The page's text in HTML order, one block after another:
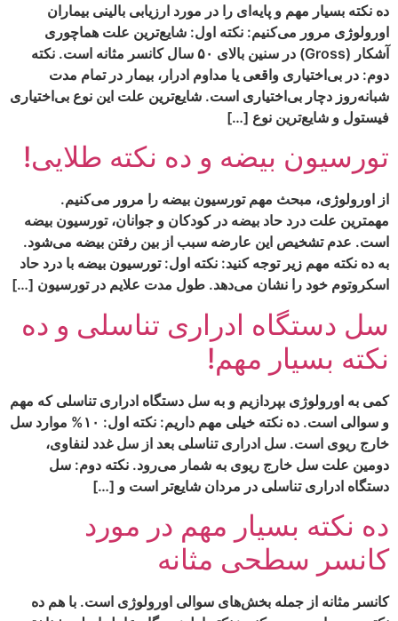
ده نکته بسیار مهم و پایه‌ای را در مورد ارزیابی بالینی بیماران
اورولوژی مرور می‌کنیم: نکته اول: شایع‌ترین علت هماچوری
آشکار (Gross) در سنین بالای ۵۰ سال کانسر مثانه است. نکته
دوم: در بی‌اختیاری واقعی یا مداوم ادرار، بیمار در تمام مدت
شبانه‌روز دچار بی‌اختیاری است. شایع‌ترین علت این نوع بی‌اختیاری
فیستول و شایع‌ترین نوع […]
تورسیون بیضه و ده نکته طلایی!
از اورولوژی، مبحث مهم تورسیون بیضه را مرور می‌کنیم.
مهمترین علت درد حاد بیضه در کودکان و جوانان، تورسیون بیضه
است. عدم تشخیص این عارضه سبب از بین رفتن بیضه می‌شود.
به ده نکته مهم زیر توجه کنید: نکته اول: تورسیون بیضه با درد حاد
اسکروتوم خود را نشان می‌دهد. طول مدت علایم در تورسیون […]
سل دستگاه ادراری تناسلی و ده
نکته بسیار مهم!
کمی به اورولوژی بپردازیم و به سل دستگاه ادراری تناسلی که مهم
و سوالی است. ده نکته خیلی مهم داریم: نکته اول: ۱۰% موارد سل
خارج ریوی است. سل ادراری تناسلی بعد از سل غدد لنفاوی،
دومین علت سل خارج ریوی به شمار می‌رود. نکته دوم: سل
دستگاه ادراری تناسلی در مردان شایع‌تر است و […]
ده نکته بسیار مهم در مورد
کانسر سطحی مثانه
کانسر مثانه از جمله بخش‌های سوالی اورولوژی است. با هم ده